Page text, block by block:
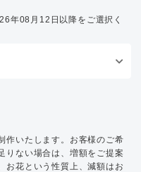
年08月12日以降をご選択く
作いたします。お客様のご希
りない場合は、増額をご提案
お花という性質上、減額はお